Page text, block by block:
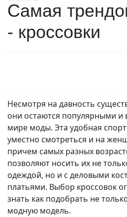
Самая
- кроссовки
Несмотря на давность
они остаются популярными и
мире моды. Эта удобная
уместно смотреться и на
причем самых разных
позволяют носить их не
одеждой, но и с деловыми
платьями. Выбор кроссовок
знать как подобрать не
модную модель.